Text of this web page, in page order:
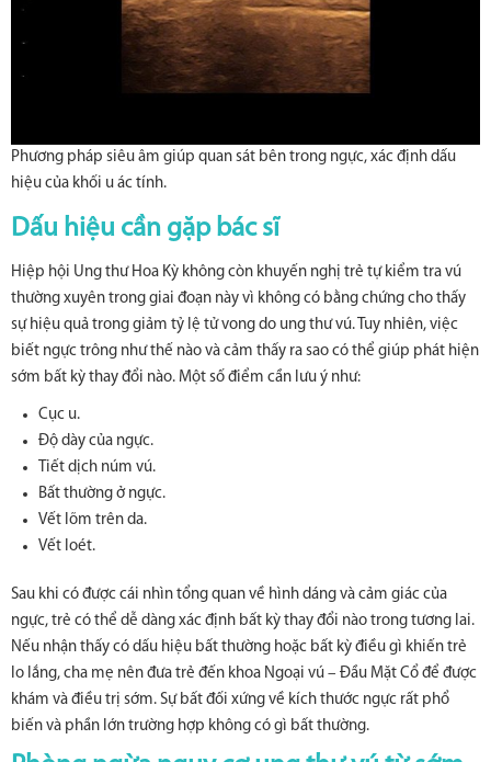
Phương pháp siêu âm giúp quan sát bên trong ngực, xác định dấu
hiệu của khối u ác tính.
Dấu hiệu cần gặp bác sĩ
Hiệp hội Ung thư Hoa Kỳ không còn khuyến nghị trẻ tự kiểm tra vú
thường xuyên trong giai đoạn này vì không có bằng chứng cho thấy
sự hiệu quả trong giảm tỷ lệ tử vong do ung thư vú. Tuy nhiên, việc
biết ngực trông như thế nào và cảm thấy ra sao có thể giúp phát hiện
sớm bất kỳ thay đổi nào. Một số điểm cần lưu ý như:
Cục u.
Độ dày của ngực.
Tiết dịch núm vú.
Bất thường ở ngực.
Vết lõm trên da.
Vết loét.
Sau khi có được cái nhìn tổng quan về hình dáng và cảm giác của
ngực, trẻ có thể dễ dàng xác định bất kỳ thay đổi nào trong tương lai.
Nếu nhận thấy có dấu hiệu bất thường hoặc bất kỳ điều gì khiến trẻ
lo lắng, cha mẹ nên đưa trẻ đến khoa Ngoại vú – Đầu Mặt Cổ để được
khám và điều trị sớm. Sự bất đối xứng về kích thước ngực rất phổ
biến và phần lớn trường hợp không có gì bất thường.